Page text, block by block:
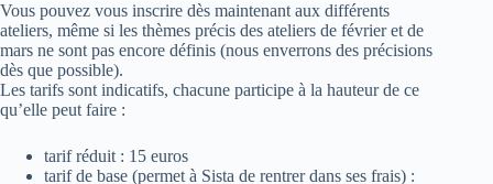
Vous pouvez vous inscrire dès maintenant aux différents
ateliers, même si les thèmes précis des ateliers de février et de
mars ne sont pas encore définis (nous enverrons des précisions
dès que possible).
Les tarifs sont indicatifs, chacune participe à la hauteur de ce
qu’elle peut faire :
tarif réduit : 15 euros
tarif de base (permet à Sista de rentrer dans ses frais) :